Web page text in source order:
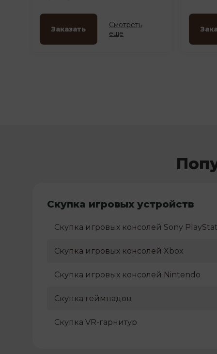
Заказать
Смотреть
еще
Скупка игровых устройств
Скупка игровых консолей Sony
Скупка игровых консолей Xbox
Скупка игровых консолей Nintendo
Скупка геймпадов
Скупка VR-гарнитур